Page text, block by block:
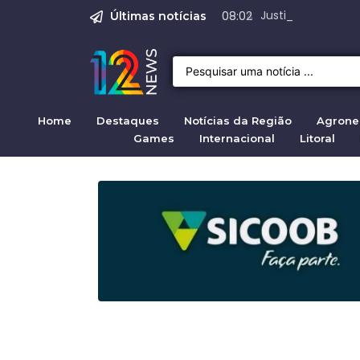
Últimas notícias 08:02 Justiça pela
Justiça para
Justiça pela
Quirno destaca
Operação Sem
Home Destaques Notícias da Região
Games
Internacional Litoral